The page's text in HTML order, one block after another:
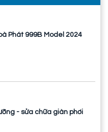
Phát 999B Model 2024
- sửa chữa giàn phơi